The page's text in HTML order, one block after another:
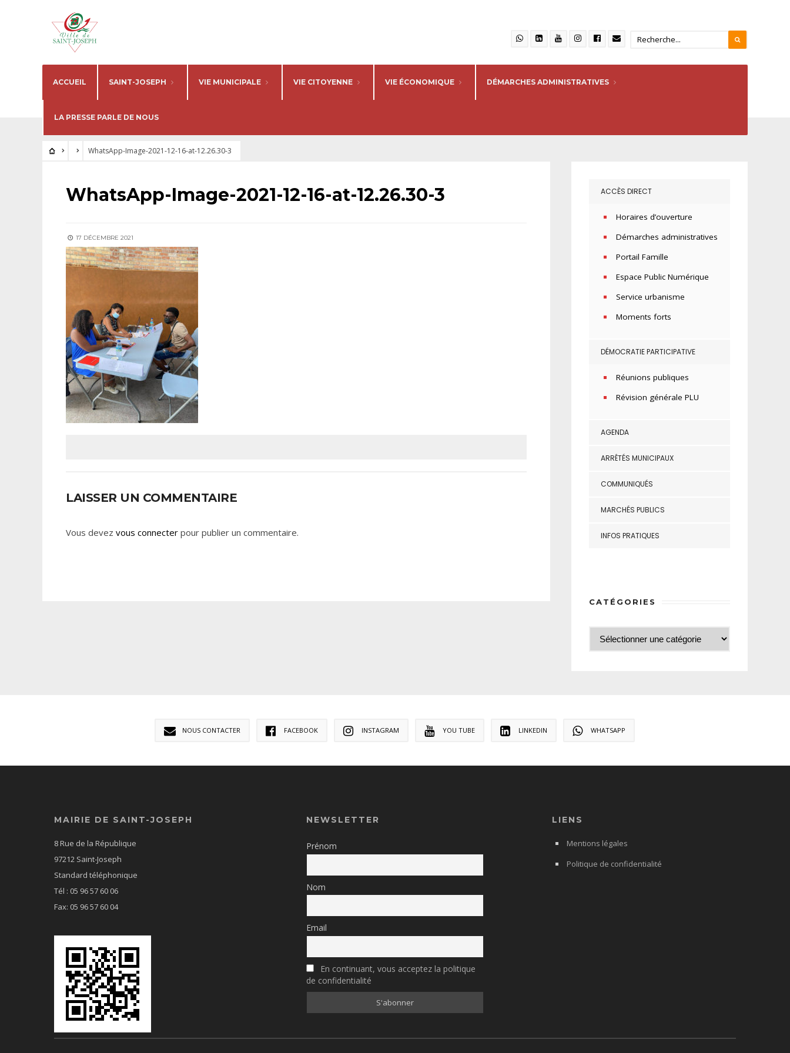
ACCUEIL SAINT-JOSEPH VIE MUNICIPALE VIE CITOYENNE VIE ÉCONOMIQUE DÉMARCHES ADMINISTRATIVES
LA PRESSE PARLE DE NOUS
WhatsApp-Image-2021-12-16-at-12.26.30-3
WhatsApp-Image-2021-12-16-at-12.26.30-3
17 DÉCEMBRE 2021
LAISSER UN COMMENTAIRE
Vous devez vous connecter pour publier un commentaire.
ACCÈS DIRECT
Horaires d’ouverture
Démarches administratives
Portail Famille
Espace Public Numérique
Service urbanisme
Moments forts
DÉMOCRATIE PARTICIPATIVE
Réunions publiques
Révision générale PLU
AGENDA
ARRÊTÉS MUNICIPAUX
COMMUNIQUÉS
MARCHÉS PUBLICS
INFOS PRATIQUES
CATÉGORIES
NOUS CONTACTER FACEBOOK INSTAGRAM YOU TUBE LINKEDIN WHATSAPP
MAIRIE DE SAINT-JOSEPH
8 Rue de la République
97212 Saint-Joseph
Standard téléphonique
Tél : 05 96 57 60 06
Fax: 05 96 57 60 04
NEWSLETTER
Prénom
Nom
Email
En continuant, vous acceptez la politique
de confidentialité
LIENS
Mentions légales
Politique de confidentialité